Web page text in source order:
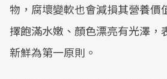
物，腐壞變軟也會減損其營養價
擇飽滿水嫩、顏色漂亮有光澤，
新鮮為第一原則。